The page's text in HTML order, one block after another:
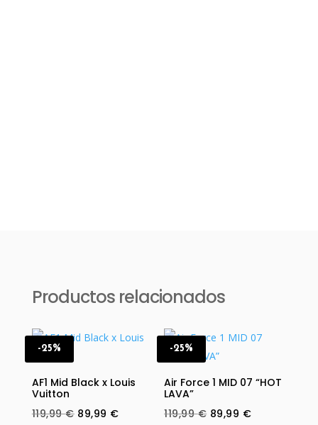
Productos relacionados
-25%
AF1 Mid Black x Louis
Vuitton
119,99€ Original
89,99 €Current
-25%
Air Force 1 MID 07 “HOT
LAVA”
119,99€ Original
89,99 €Current